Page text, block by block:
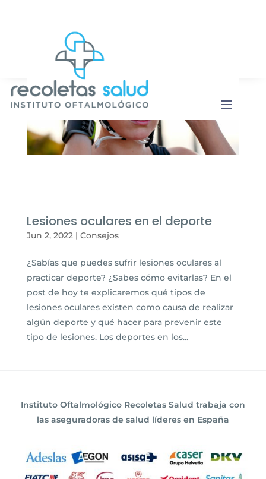
Lesiones oculares en el deporte
Jun 2, 2022 | Consejos
¿Sabías que puedes sufrir lesiones oculares al
practicar deporte? ¿Sabes cómo evitarlas? En el
post de hoy te explicaremos qué tipos de
lesiones oculares existen como causa de realizar
algún deporte y qué hacer para prevenir este
tipo de lesiones. Los deportes en los...
Instituto Oftalmológico Recoletas Salud trabaja con
las aseguradoras de salud líderes en España